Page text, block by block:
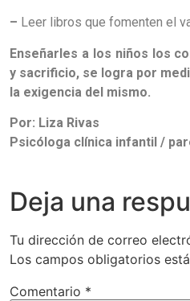
– Leer libros que fomenten el
Enseñarles a los niños los
y sacrificio, se logra por
la exigencia del mismo.
Por: Liza Rivas
Psicóloga clínica infantil /
Deja una
Tu dirección de correo
Los campos obligatorios
Comentario *